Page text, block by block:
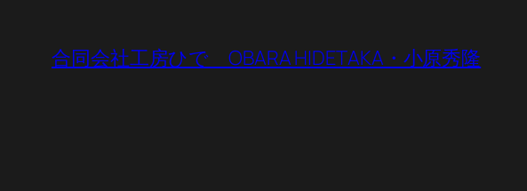
合同会社工房ひで OBARA HIDETAKA・小原秀隆